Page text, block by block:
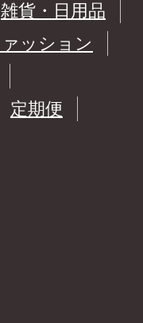
雑貨・日用品
ッション
定期便